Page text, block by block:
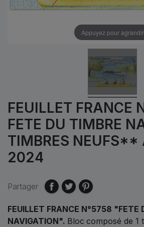
Appuyez pour agrandir
FEUILLET FRANCE
FETE DU TIMBRE
TIMBRES NEUFS**
2024
Partager
FEUILLET FRANCE N°5758 "FETE
NAVIGATION". Bloc composé de 1